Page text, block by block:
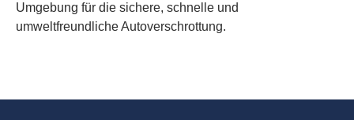
Umgebung für die sichere, schnelle und
umweltfreundliche Autoverschrottung.